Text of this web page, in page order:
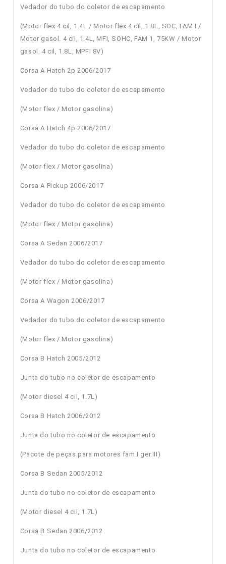
Vedador do tubo do coletor de escapamento
(Motor flex 4 cil, 1.4L / Motor flex 4 cil, 1.8L, SOC, FAM I /
Motor gasol. 4 cil, 1.4L, MFI, SOHC, FAM 1, 75KW / Motor
gasol. 4 cil, 1.8L, MPFI 8V)
Corsa A Hatch 2p 2006/2017
Vedador do tubo do coletor de escapamento
(Motor flex / Motor gasolina)
Corsa A Hatch 4p 2006/2017
Vedador do tubo do coletor de escapamento
(Motor flex / Motor gasolina)
Corsa A Pickup 2006/2017
Vedador do tubo do coletor de escapamento
(Motor flex / Motor gasolina)
Corsa A Sedan 2006/2017
Vedador do tubo do coletor de escapamento
(Motor flex / Motor gasolina)
Corsa A Wagon 2006/2017
Vedador do tubo do coletor de escapamento
(Motor flex / Motor gasolina)
Corsa B Hatch 2005/2012
Junta do tubo no coletor de escapamento
(Motor diesel 4 cil, 1.7L)
Corsa B Hatch 2006/2012
Junta do tubo no coletor de escapamento
(Pacote de peças para motores fam.I ger.III)
Corsa B Sedan 2005/2012
Junta do tubo no coletor de escapamento
(Motor diesel 4 cil, 1.7L)
Corsa B Sedan 2006/2012
Junta do tubo no coletor de escapamento